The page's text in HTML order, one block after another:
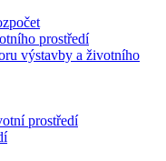
prostředí
výstavby a životního
prostředí